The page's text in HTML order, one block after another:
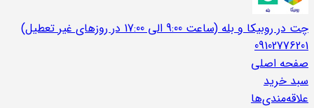
چت در روبیکا و بله (ساعت 9:00 الی 17:00 در روزهای غیر تعطیل)
09102776201
صفحه اصلی
سبد خرید
علاقه‌مندی‌ها